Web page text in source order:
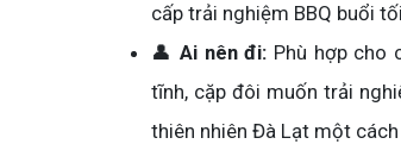
cấp trải nghiệm BBQ buổi
👤Ai nên đi: Phù hợp cho
tĩnh, cặp đôi muốn trải
thiên nhiên Đà Lạt một